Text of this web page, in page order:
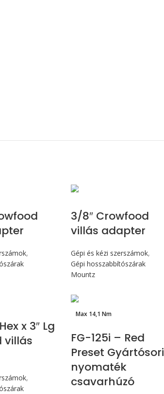
,
3/8″ Crowfood
villás adapter
Gépi és kézi szerszámok,
Gépi hosszabbítószárak
Mountz
x 3″ Lg
villás
,
Max 14,1 Nm
FG-125i – Red
Preset Gyártósori
nyomaték
csavarhúzó